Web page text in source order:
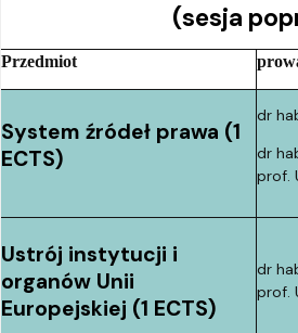
(sesja
Przedmiot
System źródeł prawa (1
ECTS)
dr
dr
prof.
Ustrój instytucji i
organów Unii
Europejskiej (1 ECTS)
dr
prof.